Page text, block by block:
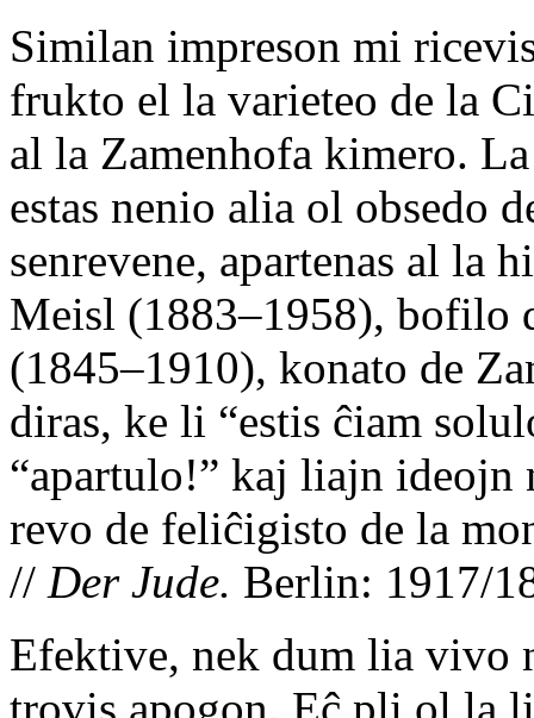
Similan impreson mi
frukto el la varieteo de la
al la Zamenhofa kimero.
estas nenio alia ol obsedo
senrevene, apartenas al la
Meisl (1883–1958), bofilo
(1845–1910), konato de
diras, ke li “estis ĉiam
“apartulo!” kaj liajn ideojn
revo de feliĉigisto de la
// Der Jude. Berlin: 1917/
Efektive, nek dum lia vivo
trovis apogon. Eĉ pli ol la